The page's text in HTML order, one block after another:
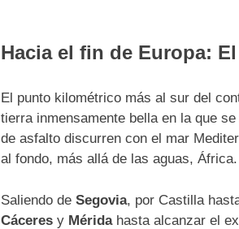
Hacia el fin de Europa:
El punto kilométrico más al sur del
tierra inmensamente bella en la que
de asfalto discurren con el mar
al fondo, más allá de las aguas, África.
Saliendo de Segovia, por Castilla
Cáceresy Méridahasta alcanzar el